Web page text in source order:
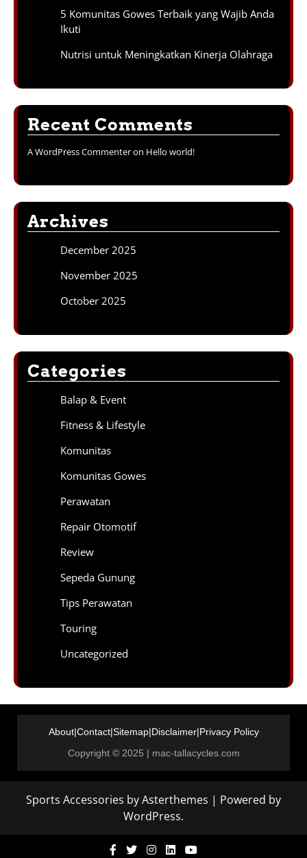
5 Komunitas Gowes Terbaik yang Wajib Anda
Ikuti
Nutrisi untuk Meningkatkan Kinerja Olahraga
Recent Comments
A WordPress Commenteron Hello world!
Archives
December 2025
November 2025
October 2025
Categories
Balap & Event
Fitness & Lifestyle
Komunitas
Komunitas Gowes
Perawatan
Repair Otomotif
Review
Sepeda Gunung
Tips Perawatan
Touring
Uncategorized
About|Contact|Sitemap|Disclaimer|Privacy Policy
Copyright © 2025 | mac-tallacycles.com
Sports Accessories byAsterthemes | Powered by
WordPress.
Facebook
TwitterInstagram
Linkedin
Youtube